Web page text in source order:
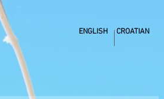
ENGLISH CROATIAN